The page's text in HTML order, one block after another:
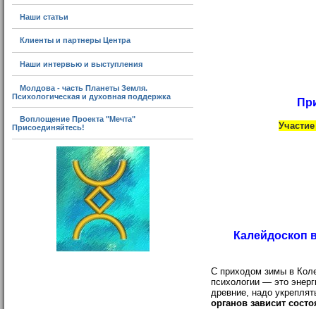
Наши статьи
Клиенты и партнеры Центра
Наши интервью и выступления
Молдова - часть Планеты Земля.
Психологическая и духовная поддержка
Воплощение Проекта "Мечта"
Присоединяйтесь!
Калейдоскоп
С приходом зимы в
психологии — это
древние, надо
органов зависит